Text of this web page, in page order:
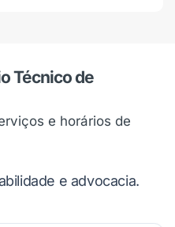
Técnico de
e horários de
e advocacia.